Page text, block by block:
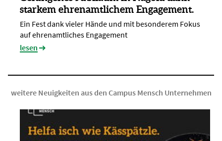
starkem ehrenamtlichem Engagement.
Ein Fest dank vieler Hände und mit besonderem Fokus
auf ehrenamtliches Engagement
lesen
weitere Neuigkeiten aus den Campus Mensch Unternehmen